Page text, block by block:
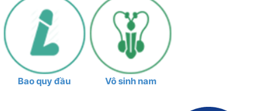
Bao quy đầu Vô sinh nam